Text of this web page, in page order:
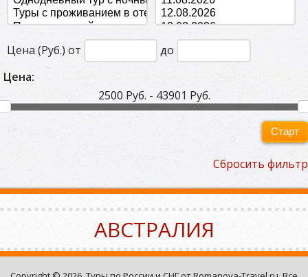
Цена (Руб.) от
до
Цена:
2500 Руб. - 43901 Руб.
Старт
Сбросить фильтр
АВСТРАЛИЯ